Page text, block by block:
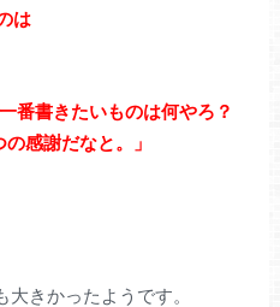
は
番書きたいものは何やろ？
感謝だなと。」
きかったようです。